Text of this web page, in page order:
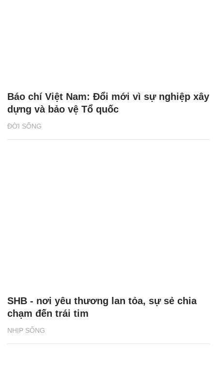
ĐỜI SỐNG
Báo chí Việt Nam: Đổi mới vì sự nghiệp xây
dựng và bảo vệ Tổ quốc
NHỊP SỐNG
SHB - nơi yêu thương lan tỏa, sự sẻ chia
chạm đến trái tim